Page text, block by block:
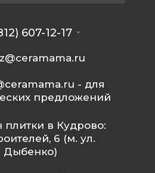
607-12-17
- для
предложений
плитки в Кудрово:
6 (м. ул.
Дыбенко)